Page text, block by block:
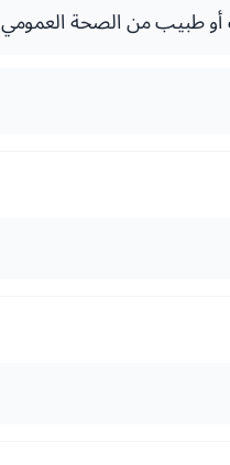
أو طبيب من الصحة العمومي